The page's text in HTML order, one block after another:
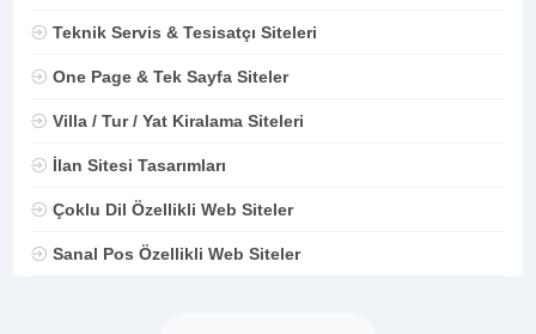
Teknik Servis & Tesisatçı Siteleri
One Page & Tek Sayfa Siteler
Villa / Tur / Yat Kiralama Siteleri
İlan Sitesi Tasarımları
Çoklu Dil Özellikli Web Siteler
Sanal Pos Özellikli Web Siteler